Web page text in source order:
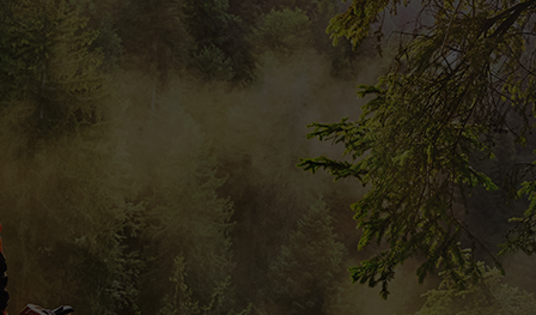
Seit 100 Jahren unterstützt STIHL alle, die mit der Natur arbeiten –
mit zuverlässigen Geräten, fundiertem Know-how und ständigen
Innovationen. Feiern Sie mit uns ein Jahrhundert STIHL mit
exklusiven Jubiläumsangeboten, limitierten Editionen und
spannenden Giveaways.
Jetzt entdecken